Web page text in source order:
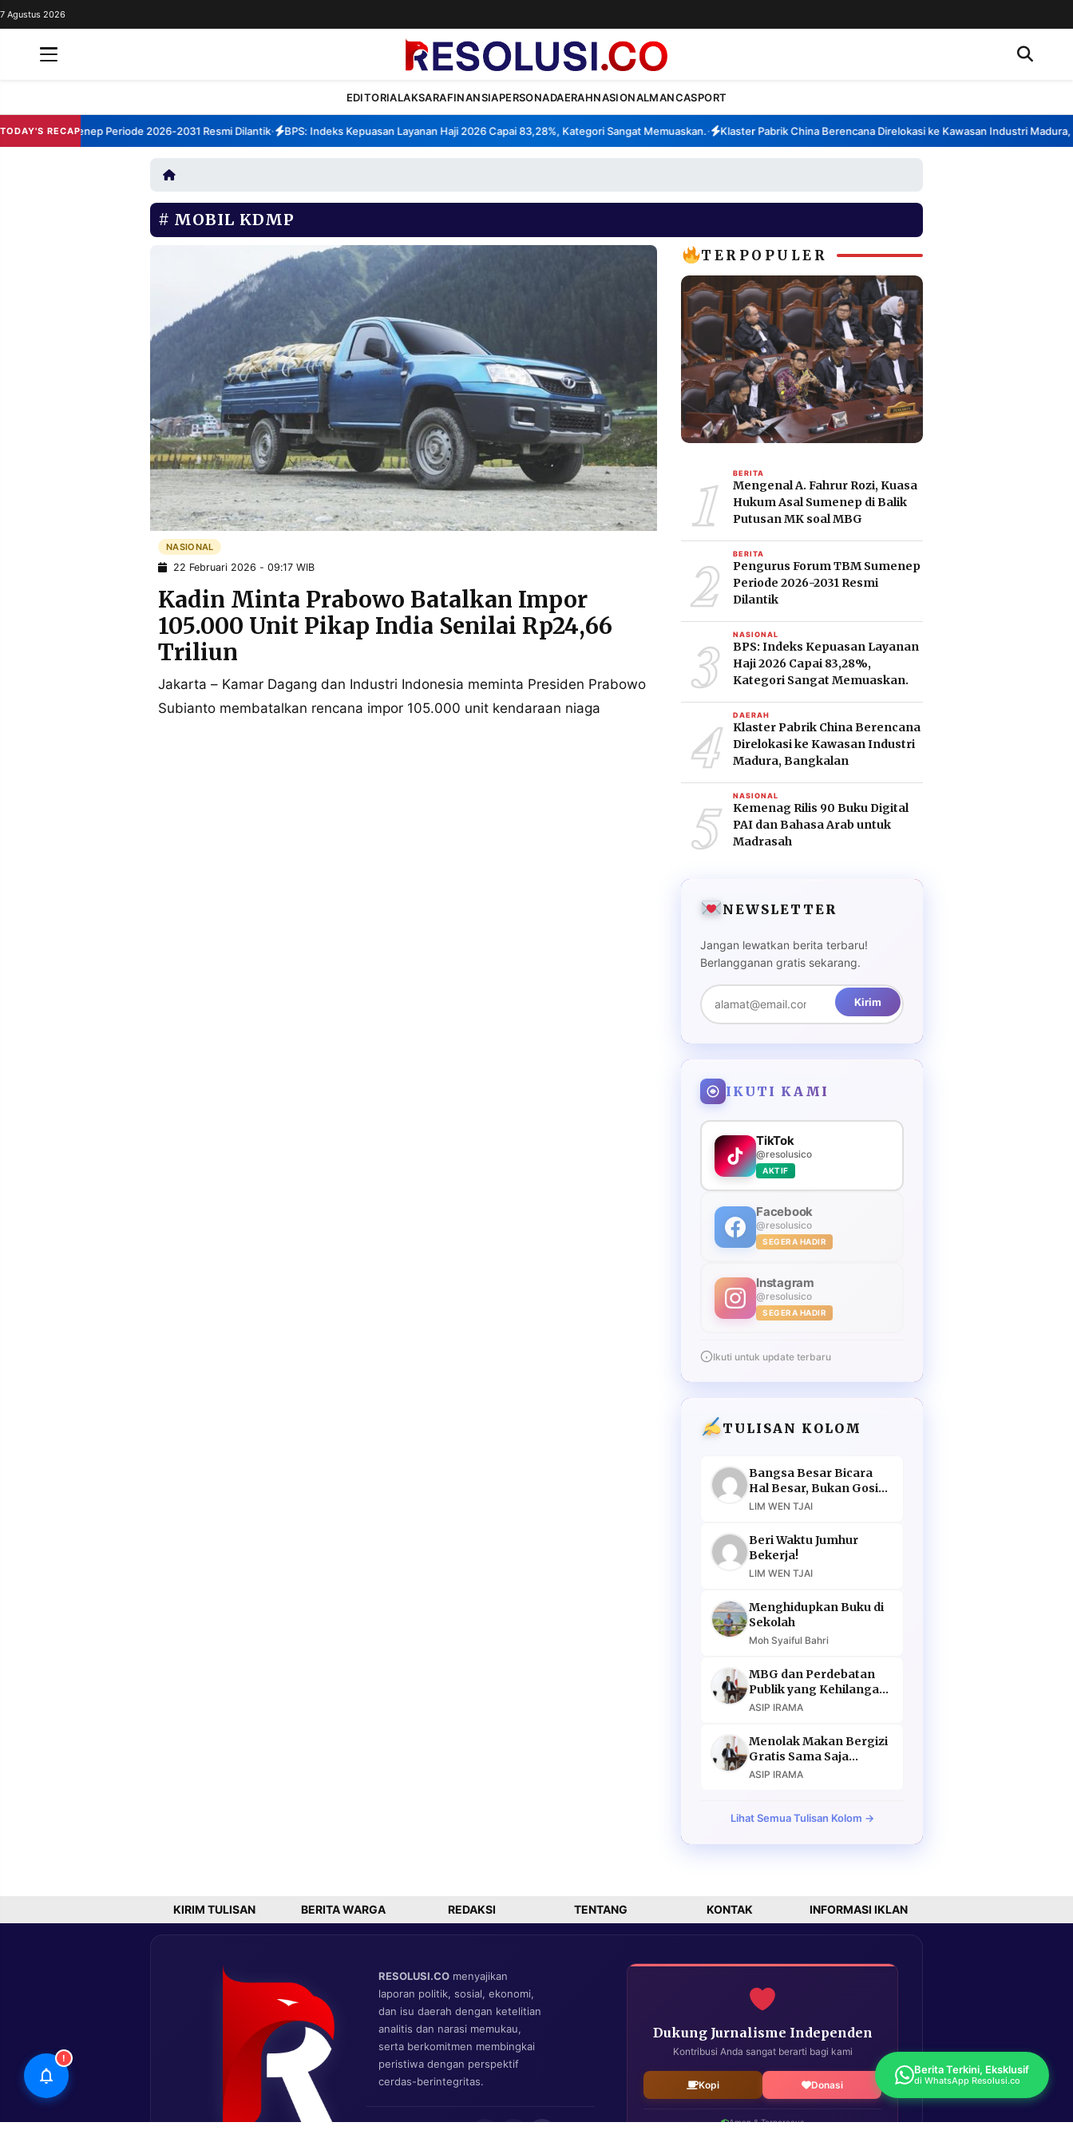
REDAKSI
PERSONA
TULISAN
SERVICE
7 Agustus 2026
EDITORIALAKSARAFINANSIAPERSONADAERAHNASIONALMANCASPORT
TODAY'S RECAP
TBM Sumenep Periode 2026-2031 Resmi Dilantik• BPS: Indeks Kepuasan Layanan Haji 2026 Capai 83,28%, Kategori Sangat Memuaskan.• Klaster Pabrik China Berencana Direlokasi ke Kawasan Industri Madura,
MOBIL KDMP
NASIONAL
22 Februari 2026 - 09:17 WIB
Kadin Minta Prabowo Batalkan Impor
105.000 Unit Pikap India Senilai Rp24,66
Triliun
Jakarta – Kamar Dagang dan Industri Indonesia meminta Presiden Prabowo
Subianto membatalkan rencana impor 105.000 unit kendaraan niaga
TERPOPULER
1 BERITA
Mengenal A. Fahrur Rozi, Kuasa
Hukum Asal Sumenep di Balik
Putusan MK soal MBG
2 BERITA
Pengurus Forum TBM Sumenep
Periode 2026-2031 Resmi
Dilantik
3 NASIONAL
BPS: Indeks Kepuasan Layanan
Haji 2026 Capai 83,28%,
Kategori Sangat Memuaskan.
4 DAERAH
Klaster Pabrik China Berencana
Direlokasi ke Kawasan Industri
Madura, Bangkalan
5 NASIONAL
Kemenag Rilis 90 Buku Digital
PAI dan Bahasa Arab untuk
Madrasah
NEWSLETTER
Jangan lewatkan berita terbaru!
Berlangganan gratis sekarang.
Kirim
IKUTI KAMI
TikTok
@resolusico
AKTIF
Facebook
@resolusico
SEGERA HADIR
Instagram
@resolusico
SEGERA HADIR
Ikuti untuk update terbaru
TULISAN KOLOM
Bangsa Besar Bicara
Hal Besar, Bukan Gosip
Murahan
LIM WEN TJAI
Beri Waktu Jumhur
Bekerja!
LIM WEN TJAI
Menghidupkan Buku di
Sekolah
Moh Syaiful Bahri
MBG dan Perdebatan
Publik yang Kehilangan
Argumen
ASIP IRAMA
Menolak Makan Bergizi
Gratis Sama Saja
Menolak Masa Depan
ASIP IRAMA
Lihat Semua Tulisan Kolom →
KIRIM TULISAN BERITA WARGA REDAKSI TENTANG KONTAK INFORMASI IKLAN
RESOLUSI.CO menyajikan
laporan politik, sosial, ekonomi,
dan isu daerah dengan ketelitian
analitis dan narasi memukau,
serta berkomitmen membingkai
peristiwa dengan perspektif
cerdas-berintegritas.
Dukung Jurnalisme Independen
Kontribusi Anda sangat berarti bagi kami
Kopi Donasi
Aman & Terpercaya
!
Berita Terkini, Eksklusif
di WhatsApp Resolusi.co